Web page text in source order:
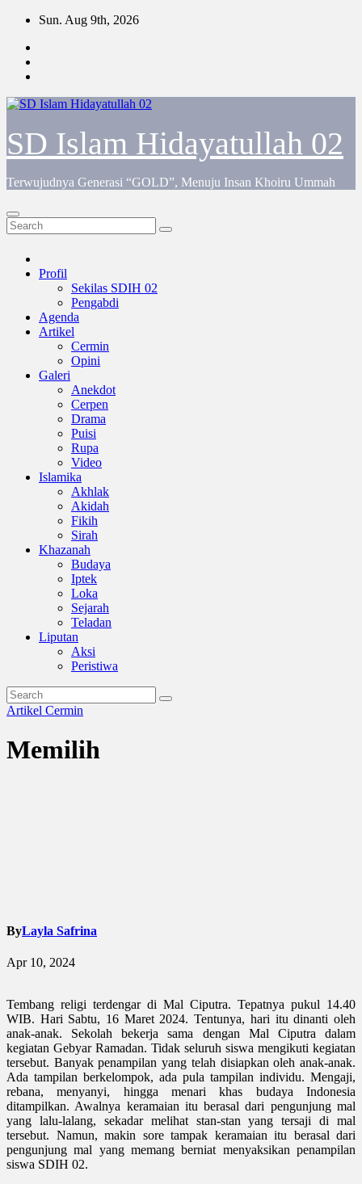
Skip
content
Sun. Aug 9th, 2026
SD Islam Hidayatullah 02
Terwujudnya Generasi “GOLD”, Menuju Insan Khoiru Ummah
Profil
Sekilas SDIH 02
Pengabdi
Agenda
Artikel
Cermin
Opini
Galeri
Anekdot
Cerpen
Drama
Puisi
Rupa
Video
Islamika
Akhlak
Akidah
Fikih
Sirah
Khazanah
Budaya
Iptek
Loka
Sejarah
Teladan
Liputan
Aksi
Peristiwa
Artikel Cermin
Memilih
ByLayla Safrina
Apr 10, 2024
Tembang religi terdengar di Mal Ciputra. Tepatnya pukul 14.40
WIB. Hari Sabtu, 16 Maret 2024. Tentunya, hari itu dinanti oleh
anak-anak. Sekolah bekerja sama dengan Mal Ciputra dalam
kegiatan Gebyar Ramadan. Tidak seluruh siswa mengikuti kegiatan
tersebut. Banyak penampilan yang telah disiapkan oleh anak-anak.
Ada tampilan berkelompok, ada pula tampilan individu. Mengaji,
rebana, menyanyi, hingga menari khas budaya Indonesia
ditampilkan. Awalnya keramaian itu berasal dari pengunjung mal
yang lalu-lalang, sekadar melihat stan-stan yang tersaji di mal
tersebut. Namun, makin sore tampak keramaian itu berasal dari
pengunjung mal yang memang berniat menyaksikan penampilan
siswa SDIH 02.